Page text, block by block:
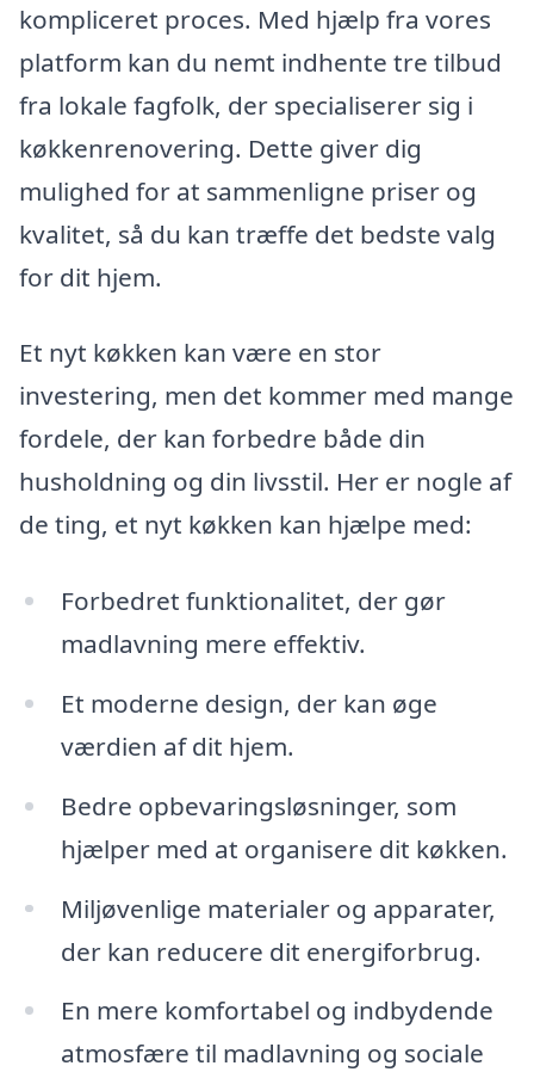
kompliceret proces. Med hjælp fra vores
platform kan du nemt indhente tre tilbud
fra lokale fagfolk, der specialiserer sig i
køkkenrenovering. Dette giver dig
mulighed for at sammenligne priser og
kvalitet, så du kan træffe det bedste valg
for dit hjem.
Et nyt køkken kan være en stor
investering, men det kommer med mange
fordele, der kan forbedre både din
husholdning og din livsstil. Her er nogle af
de ting, et nyt køkken kan hjælpe med:
Forbedret funktionalitet, der gør
madlavning mere effektiv.
Et moderne design, der kan øge
værdien af dit hjem.
Bedre opbevaringsløsninger, som
hjælper med at organisere dit køkken.
Miljøvenlige materialer og apparater,
der kan reducere dit energiforbrug.
En mere komfortabel og indbydende
atmosfære til madlavning og sociale